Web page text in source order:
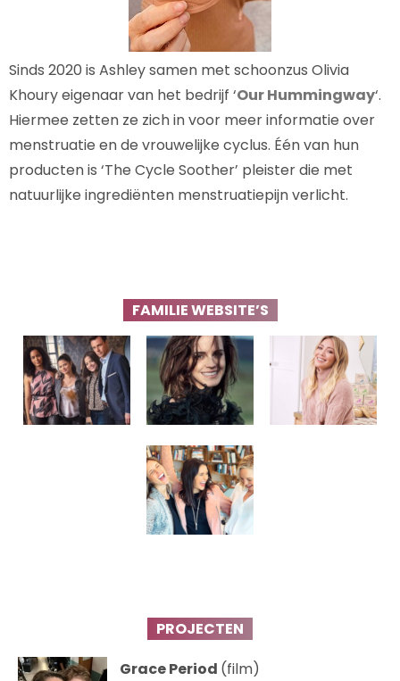
Sinds 2020 is Ashley samen met schoonzus Olivia
Khoury eigenaar van het bedrijf ‘Our Hummingway‘.
Hiermee zetten ze zich in voor meer informatie over
menstruatie en de vrouwelijke cyclus. Één van hun
producten is ‘The Cycle Soother’ pleister die met
natuurlijke ingrediënten menstruatiepijn verlicht.
FAMILIE WEBSITE’S
PROJECTEN
Grace Period (film)